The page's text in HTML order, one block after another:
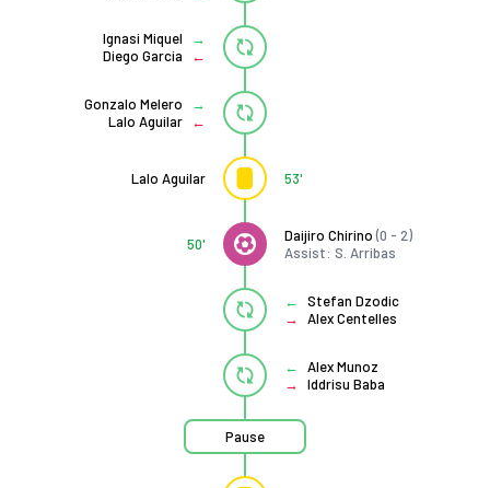
Ignasi Miquel
Diego Garcia
Gonzalo Melero
Lalo Aguilar
Lalo Aguilar 53'
Daijiro Chirino (0 - 2)
Assist: S. Arribas
50'
Stefan Dzodic
Alex Centelles
Alex Munoz
Iddrisu Baba
Pause